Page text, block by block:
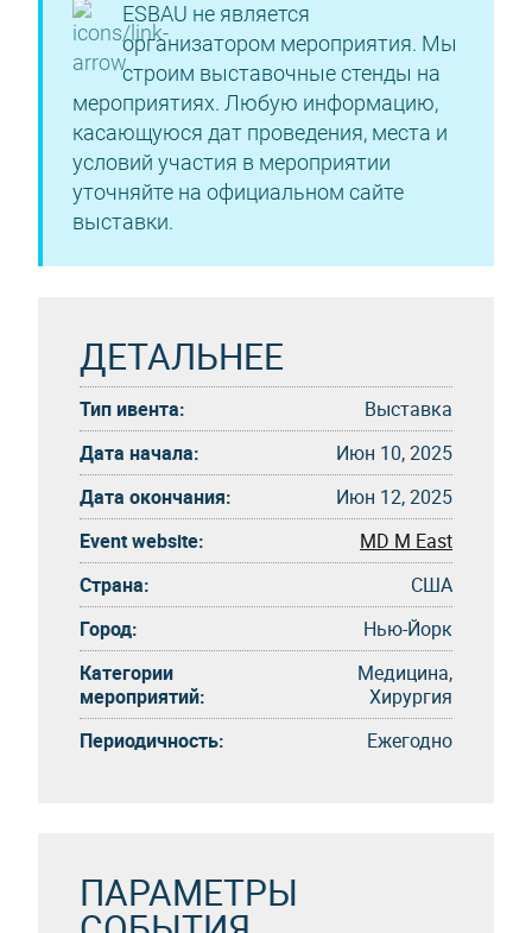
ESBAU не является
организатором мероприятия. Мы
строим выставочные стенды на
мероприятиях. Любую информацию,
касающуюся дат проведения, места и
условий участия в мероприятии
уточняйте на официальном сайте
выставки.
ДЕТАЛЬНЕЕ
Тип ивента:
Выставка
Дата начала:
Июн 10, 2025
Дата окончания:
Июн 12, 2025
Event website:
MD M East
Страна:
США
Город:
Нью-Йорк
Категории
мероприятий:
Медицина,
Хирургия
Периодичность:
Eжегоднo
ПАРАМЕТРЫ